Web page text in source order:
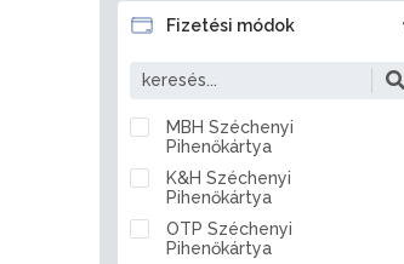
Badacsonytördemic
Baja
Bakonszeg
Bakonya
Bakonybél
Bakonynána
Bakonyszentlászló
Fizetési módok
MBH Széchenyi
Pihenőkártya
K&H Széchenyi
Pihenőkártya
OTP Széchenyi
Pihenőkártya